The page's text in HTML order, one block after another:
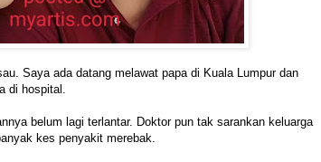
Saya ada datang melawat papa di Kuala Lumpur dan
di hospital.
belum lagi terlantar. Doktor pun tak sarankan keluarga
kes penyakit merebak.